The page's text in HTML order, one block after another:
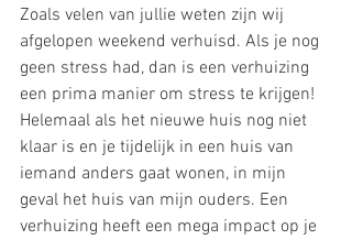
Zoals velen van jullie weten zijn wij
afgelopen weekend verhuisd. Als je nog
geen stress had, dan is een verhuizing
een prima manier om stress te krijgen!
Helemaal als het nieuwe huis nog niet
klaar is en je tijdelijk in een huis van
iemand anders gaat wonen, in mijn
geval het huis van mijn ouders. Een
verhuizing heeft een mega impact op je